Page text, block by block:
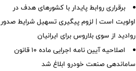
برقراری روابط پایدار با کشورهای هدف در
اولویت است | لزوم پیگیری تسهیل شرایط صدور
روادید از سوی بلاروس برای ایرانیان
اصلاحیه آیین نامه اجرایی ماده ۱۰ قانون
ساماندهی صنعت خودرو ابلاغ شد